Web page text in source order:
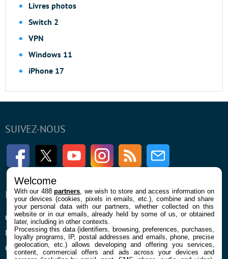
Livres photos
Switch 2
VPN
Windows 11
iPhone 17
SUIVEZ-NOUS
FacebookTwitter Youtube InstagramRSS Newsletter
ENTREPRISE
Qui sommes nous
Mentions légales et CGU
Confidentialité et Cookies
À PROPOS
La rédaction
Contact
Welcome
With our 488partners , we wish to store and access information on
your devices (cookies, pixels in emails, etc.), combine and share
your personal data with our partners, whether collected on this
website or in our emails, already held by some of us, or obtained
later, including in other contexts.
Processing this data (identifiers, browsing, preferences, purchases,
loyalty programs, IP, postal addresses and emails, phone, precise
geolocation, etc.) allows developing and offering you services,
content, commercial offers and ads across your devices and